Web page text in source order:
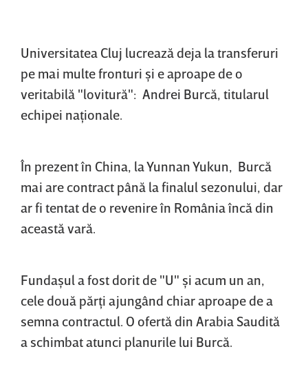
Universitatea Cluj lucrează deja la transferuri
pe mai multe fronturi şi e aproape de o
veritabilă "lovitură": Andrei Burcă, titularul
echipei naţionale.
În prezent în China, la Yunnan Yukun, Burcă
mai are contract până la finalul sezonului, dar
ar fi tentat de o revenire în România încă din
această vară.
Fundaşul a fost dorit de "U" şi acum un an,
cele două părţi ajungând chiar aproape de a
semna contractul. O ofertă din Arabia Saudită
a schimbat atunci planurile lui Burcă.